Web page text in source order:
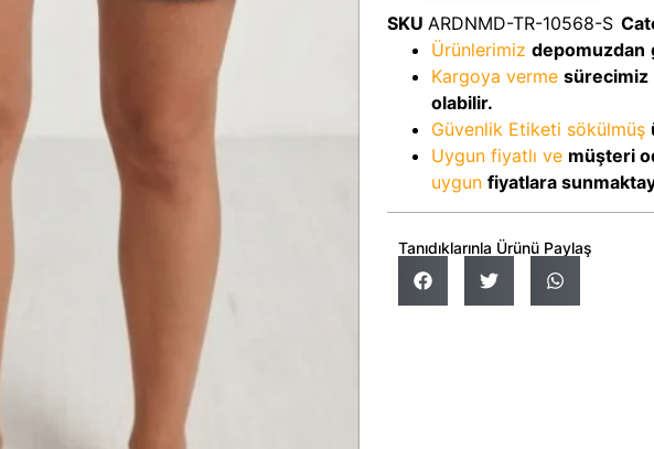
SKU ARDNMD-TR-10568-S
Ürünlerimiz depomuzdan
Kargoya verme sürecimiz
olabilir.
Güvenlik Etiketi sökülmüş
Uygun fiyatlı ve müşteri
uygun fiyatlara
Tanıdıklarınla Ürünü Paylaş